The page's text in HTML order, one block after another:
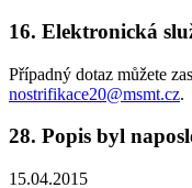
16. Elektronická
Případný dotaz můžete
nostrifikace20@msmt.cz.
28. Popis byl
15.04.2015